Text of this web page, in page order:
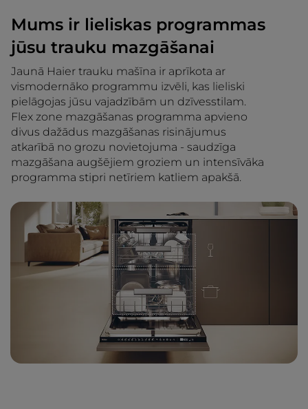
Mums ir lieliskas programmas
jūsu trauku mazgāšanai
Jaunā Haier trauku mašīna ir aprīkota ar
vismodernāko programmu izvēli, kas lieliski
pielāgojas jūsu vajadzībām un dzīvesstilam.
Flex zone mazgāšanas programma apvieno
divus dažādus mazgāšanas risinājumus
atkarībā no grozu novietojuma - saudzīga
mazgāšana augšējiem groziem un intensīvāka
programma stipri netīriem katliem apakšā.